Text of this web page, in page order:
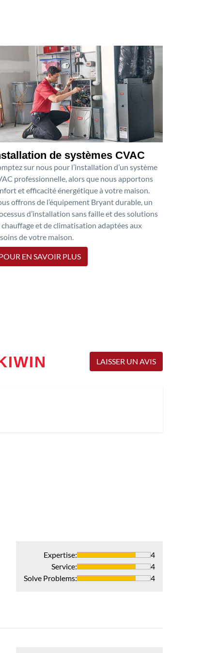
de systèmes CVAC
sur nous pour l’installation d’un système
professionnelle, alors que nous apportons
et efficacité énergétique à votre maison.
offrons de l’équipement Bryant durable, un
d’installation sans faille et des solutions
chauffage et de climatisation adaptées aux
de votre maison.
EN SAVOIR PLUS
LAISSER UN AVIS
Expertise:
4
Service:
4
Solve Problems: 4